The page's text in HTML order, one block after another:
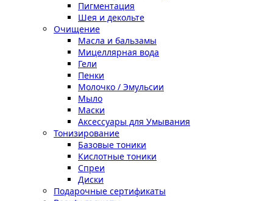
Пигментация
Шея и декольте
Очищение
Масла и бальзамы
Мицеллярная вода
Гели
Пенки
Молочко / Эмульсии
Мыло
Маски
Аксессуары для Умывания
Тонизирование
Базовые тоники
Кислотные тоники
Спреи
Диски
Подарочные сертификаты